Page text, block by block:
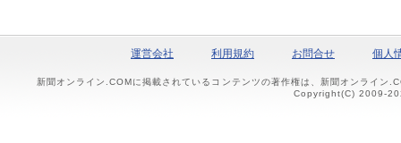
運営会社 利用規約 お問合せ 個人
新聞オンライン.COMに掲載されているコンテンツの著作権は、新聞オンライン
Copyright(C) 2009-